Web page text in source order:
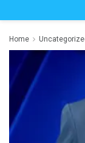
Home